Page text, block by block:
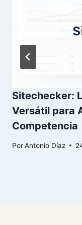
Sitechecker:
Versátil para
Competencia
PorAntonio Díaz